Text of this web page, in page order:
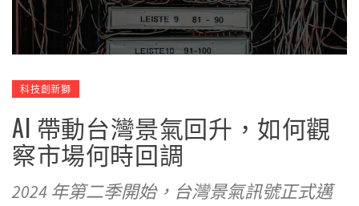
科技創新獅
AI 帶動台灣景氣回升，如何觀
察市場何時回調
2024 年第二季開始，台灣景氣訊號正式邁